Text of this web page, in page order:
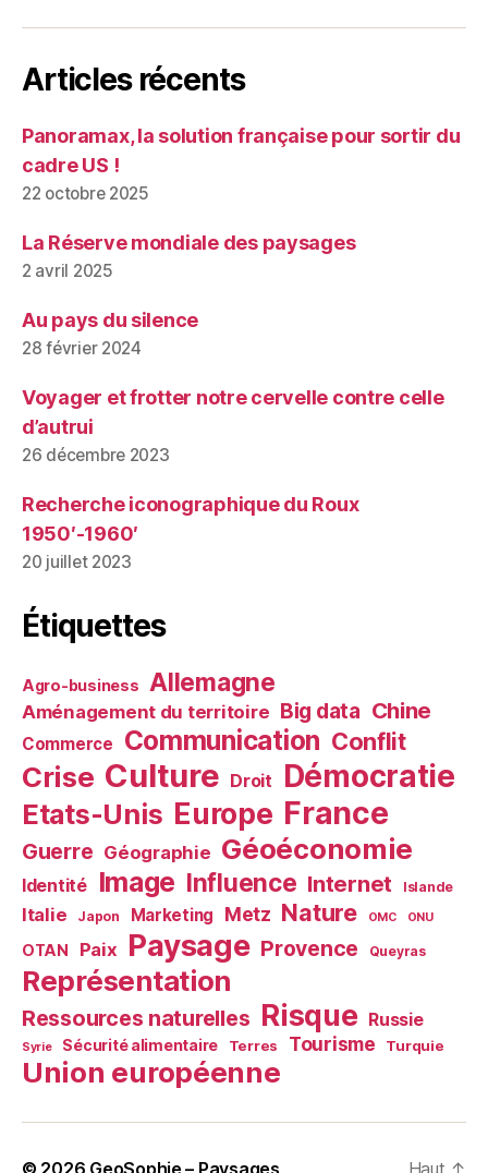
Articles récents
Panoramax, la solution française pour sortir du
cadre US !
22 octobre 2025
La Réserve mondiale des paysages
2 avril 2025
Au pays du silence
28 février 2024
Voyager et frotter notre cervelle contre celle
d’autrui
26 décembre 2023
Recherche iconographique du Roux
1950′-1960′
20 juillet 2023
Étiquettes
Agro-business Allemagne
Aménagement du territoire Big data Chine
Commerce Communication Conflit
Crise Culture Droit Démocratie
Etats-Unis Europe France
Guerre Géographie Géoéconomie
Identité Image Influence Internet Islande
Italie Japon Marketing Metz Nature OMC ONU
OTAN Paix Paysage Provence Queyras
Représentation
Ressources naturelles Risque Russie
Syrie Sécurité alimentaire Terres Tourisme Turquie
Union européenne